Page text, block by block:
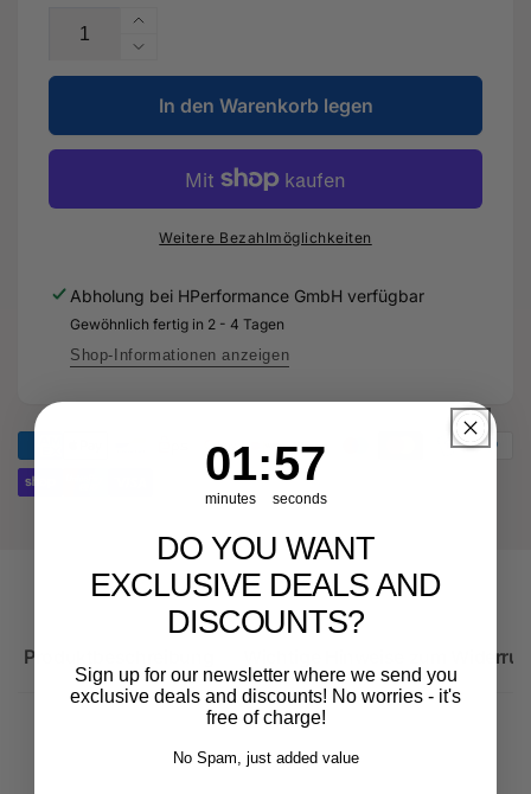
Erhöhe
die
Menge
für
Steuergerät
für
Kraftstoff-
pumpe
121
-
Original
für
Verringere
die
Menge
für
Steuergerät
Kraftstoff-
pumpe
906
121
-
Ersatzteil
In den Warenkorb legen
Weitere Bezahlmöglichkeiten
Abholung bei HPerformance GmbH verfügbar
Gewöhnlich fertig in 2 - 4 Tagen
Shop-Informationen anzeigen
Produktbeschreibung Wichtige Hinweise zum
Countdown ends in:
1
01
minutes
: 57
57
seconds
DO YOU WANT
EXCLUSIVE DEALS AND
DISCOUNTS?
Sign up for our newsletter where we send you
exclusive deals and discounts! No worries - it's
free of charge!
No Spam, just added value